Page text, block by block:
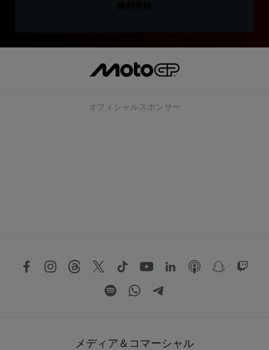
オフィシャルスポンサー
メディア＆コマーシャル